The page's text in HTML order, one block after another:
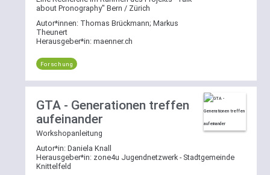
about Pronography" Bern / Zürich
Autor*innen: Thomas Brückmann; Markus
Theunert
Herausgeber*in: maenner.ch
Forschung
GTA - Generationen treffen
aufeinander
Workshopanleitung
Autor*in: Daniela Knall
Herausgeber*in: zone4u Jugendnetzwerk - Stadtgemeinde
Knittelfeld